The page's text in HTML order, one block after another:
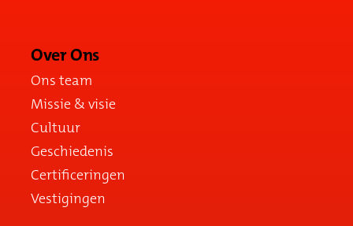
Over Ons
Ons team
Missie & visie
Cultuur
Geschiedenis
Certificeringen
Vestigingen